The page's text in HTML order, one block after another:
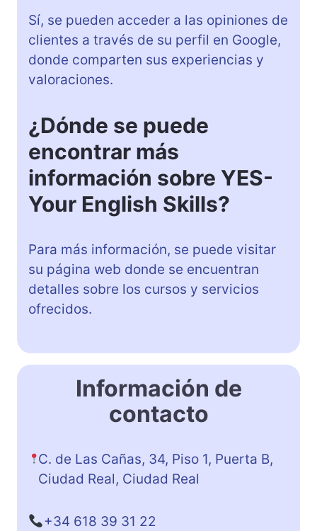
Sí, se pueden acceder a las opiniones de
clientes a través de su perfil en Google,
donde comparten sus experiencias y
valoraciones.
¿Dónde se puede
encontrar más
información sobre YES-
Your English Skills?
Para más información, se puede visitar
su página web donde se encuentran
detalles sobre los cursos y servicios
ofrecidos.
Información de
contacto
C. de Las Cañas, 34, Piso 1, Puerta B,
Ciudad Real, Ciudad Real
+34 618 39 31 22